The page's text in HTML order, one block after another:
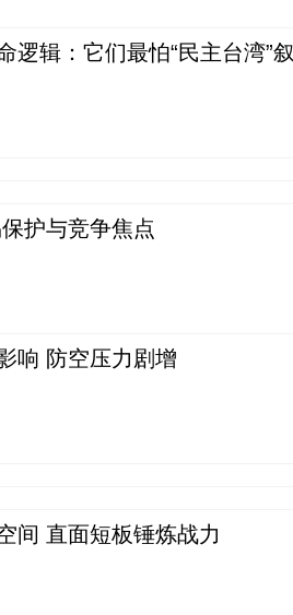
逻辑：它们最怕“民主台湾”
护与竞争焦点
响 防空压力剧增
间 直面短板锤炼战力